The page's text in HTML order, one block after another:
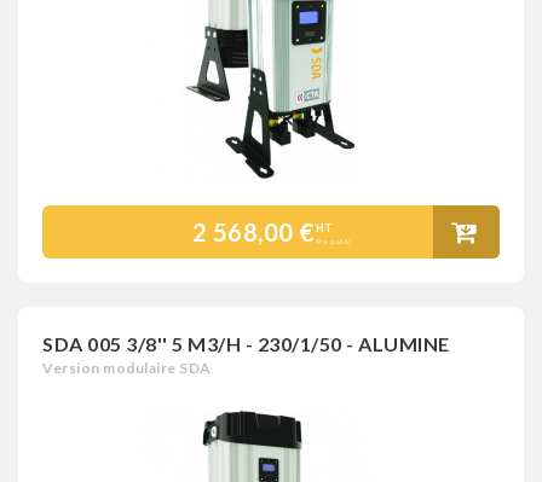
2 568,00 €HT
Prix public
SDA 005 3/8'' 5 M3/H - 230/1/50 - ALUMINE
Version modulaire SDA